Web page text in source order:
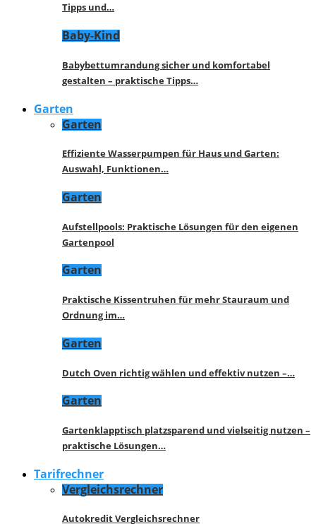
Tipps und…
Baby-Kind
Babybettumrandung sicher und komfortabel
gestalten – praktische Tipps…
Garten
Garten
Effiziente Wasserpumpen für Haus und Garten:
Auswahl, Funktionen…
Garten
Aufstellpools: Praktische Lösungen für den eigenen
Gartenpool
Garten
Praktische Kissentruhen für mehr Stauraum und
Ordnung im…
Garten
Dutch Oven richtig wählen und effektiv nutzen –…
Garten
Gartenklapptisch platzsparend und vielseitig nutzen –
praktische Lösungen…
Tarifrechner
Vergleichsrechner
Autokredit Vergleichsrechner